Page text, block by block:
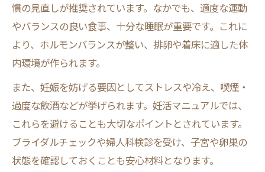
慣の見直しが推奨されています。なかでも、適度な運動
やバランスの良い食事、十分な睡眠が重要です。これに
より、ホルモンバランスが整い、排卵や着床に適した体
内環境が作られます。
また、妊娠を妨げる要因としてストレスや冷え、喫煙・
過度な飲酒などが挙げられます。妊活マニュアルでは、
これらを避けることも大切なポイントとされています。
ブライダルチェックや婦人科検診を受け、子宮や卵巣の
状態を確認しておくことも安心材料となります。